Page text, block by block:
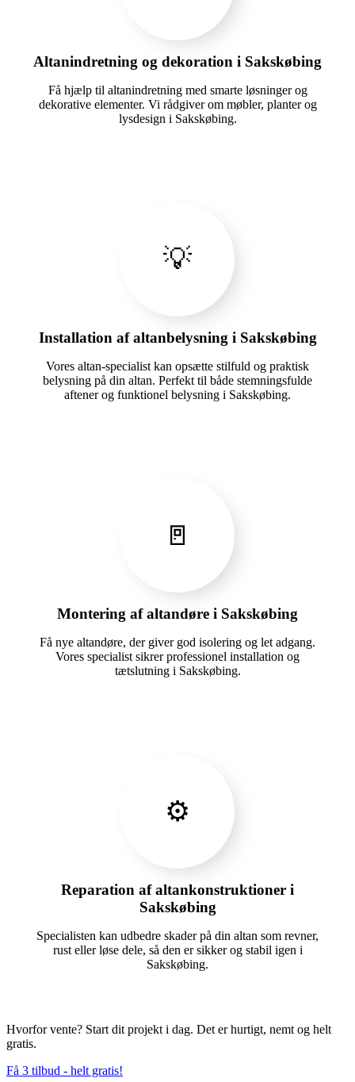
Altanindretning og dekoration i Sakskøbing
Få hjælp til altanindretning med smarte løsninger og
dekorative elementer. Vi rådgiver om møbler, planter og
lysdesign i Sakskøbing.
💡
Installation af altanbelysning i Sakskøbing
Vores altan-specialist kan opsætte stilfuld og praktisk
belysning på din altan. Perfekt til både stemningsfulde
aftener og funktionel belysning i Sakskøbing.
🚪
Montering af altandøre i Sakskøbing
Få nye altandøre, der giver god isolering og let adgang.
Vores specialist sikrer professionel installation og
tætslutning i Sakskøbing.
⚙️
Reparation af altankonstruktioner i
Sakskøbing
Specialisten kan udbedre skader på din altan som revner,
rust eller løse dele, så den er sikker og stabil igen i
Sakskøbing.
Hvorfor vente? Start dit projekt i dag. Det er hurtigt, nemt og helt
gratis.
Få 3 tilbud - helt gratis!